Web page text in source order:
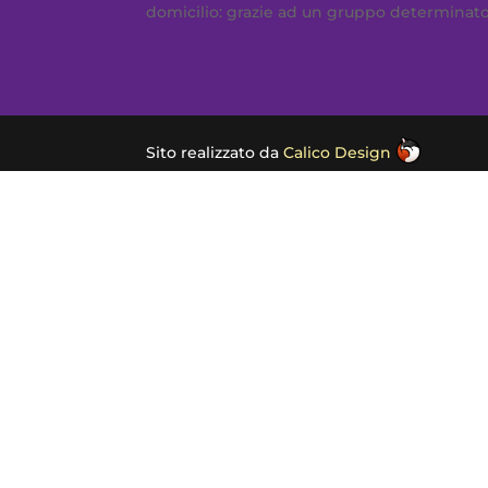
domicilio: grazie ad un gruppo
Sito realizzato daCalico Design